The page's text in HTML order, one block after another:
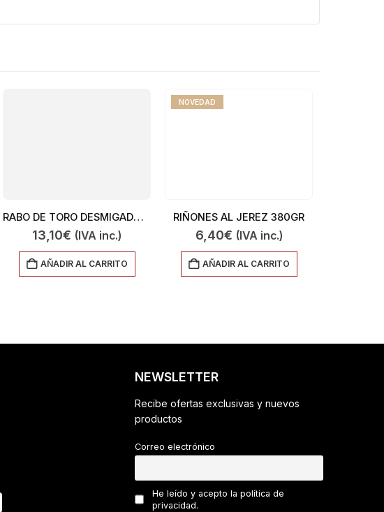
RABO DE TORO DESMIGADO 400GR
13,10€ (IVA inc.)
AÑADIR AL CARRITO
NOVEDAD
RIÑONES AL JEREZ 380GR
6,40€ (IVA inc.)
AÑADIR AL CARRITO
NEWSLETTER
Recibe ofertas exclusivas y nuevos
productos
Correo electrónico
He leído y acepto la política de
privacidad.